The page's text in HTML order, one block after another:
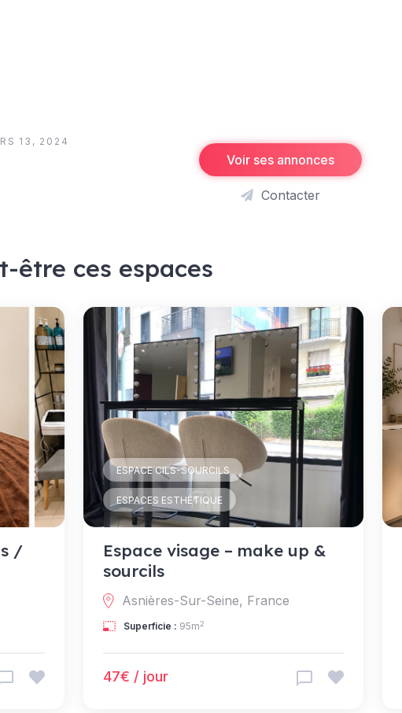
13, 2024
Voir ses annonces
Contacter
être ces espaces
/
ESPACE CILS-SOURCILS
ESPACES ESTHÉTIQUE
Espace visage – make up &
sourcils
Asnières-Sur-Seine, France
Superficie : 95m2
47€ / jour